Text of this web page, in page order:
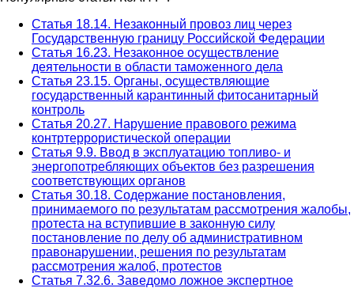
Статья 18.14. Незаконный провоз лиц через
Государственную границу Российской Федерации
Статья 16.23. Незаконное осуществление
деятельности в области таможенного дела
Статья 23.15. Органы, осуществляющие
государственный карантинный фитосанитарный
контроль
Статья 20.27. Нарушение правового режима
контртеррористической операции
Статья 9.9. Ввод в эксплуатацию топливо- и
энергопотребляющих объектов без разрешения
соответствующих органов
Статья 30.18. Содержание постановления,
принимаемого по результатам рассмотрения жалобы,
протеста на вступившие в законную силу
постановление по делу об административном
правонарушении, решения по результатам
рассмотрения жалоб, протестов
Статья 7.32.6. Заведомо ложное экспертное